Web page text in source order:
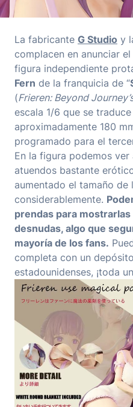
La fabricante G Studio y
complacen en anunciar
figura independiente
Fern de la franquicia de “
(Frieren: Beyond
escala 1/6 que se
aproximadamente 180
programado para el
En la figura podemos ver
atuendos bastante
aumentado el tamaño de
considerablemente.
prendas para
desnudas, algo que
mayoría de los fans.
completa con un
estadounidenses, ¡toda